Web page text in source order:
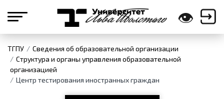
👁
ТГПУ
Сведения об образовательной организации
Структура и органы управления образовательной
организацией
Центр тестирования иностранных граждан